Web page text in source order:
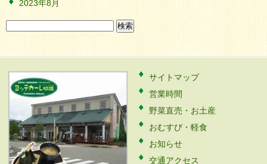
2023年8月
索:
サイトマップ
営業時間
野菜直売・お土産
おむすび・軽食
お知らせ
交通アクセス